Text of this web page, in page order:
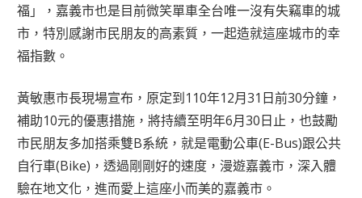
福」，嘉義市也是目前微笑單車全台唯一沒有失竊車的城
市，特別感謝市民朋友的高素質，一起造就這座城市的幸
福指數。
黃敏惠市長現場宣布，原定到110年12月31日前30分鐘，
補助10元的優惠措施，將持續至明年6月30日止，也鼓勵
市民朋友多加搭乘雙B系統，就是電動公車(E-Bus)跟公共
自行車(Bike)，透過剛剛好的速度，漫遊嘉義市，深入體
驗在地文化，進而愛上這座小而美的嘉義市。